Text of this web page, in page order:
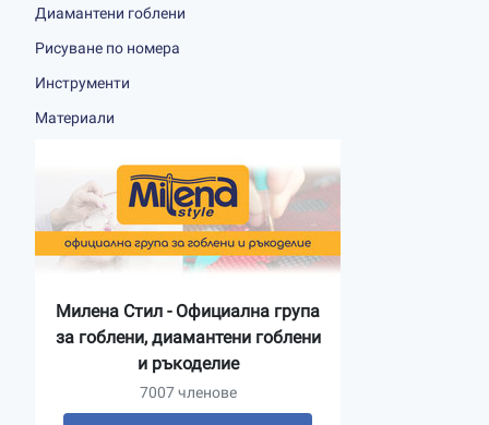
Диамантени гоблени
Рисуване по номера
Инструменти
Материали
Милена Стил - Официална група
за гоблени, диамантени гоблени
и ръкоделие
7007 членове